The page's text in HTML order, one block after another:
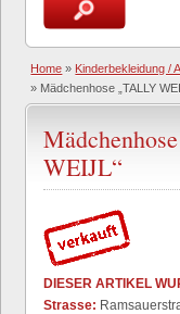
Home » Kinderbekleidung /
» Mädchenhose „TALLY
WEIJL“
DIESER ARTIKEL
Strasse: